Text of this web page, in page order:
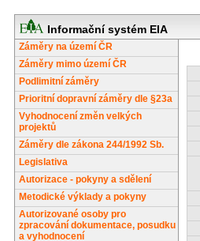
Informační systém EIA
Záměry na území ČR
Záměry mimo území ČR
Podlimitní záměry
Prioritní dopravní záměry dle §23a
Vyhodnocení změn velkých
projektů
Záměry dle zákona 244/1992 Sb.
Legislativa
Autorizace - pokyny a sdělení
Metodické výklady a pokyny
Autorizované osoby pro
zpracování dokumentace, posudku
a vyhodnocení